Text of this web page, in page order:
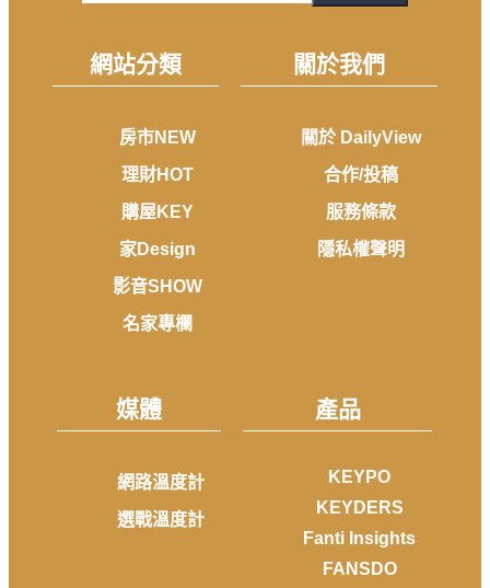
網站分類
房市NEW
理財HOT
購屋KEY
家Design
影音SHOW
名家專欄
關於我們
關於 DailyView
合作/投稿
服務條款
隱私權聲明
媒體
網路溫度計
選戰溫度計
產品
KEYPO
KEYDERS
Fanti Insights
FANSDO